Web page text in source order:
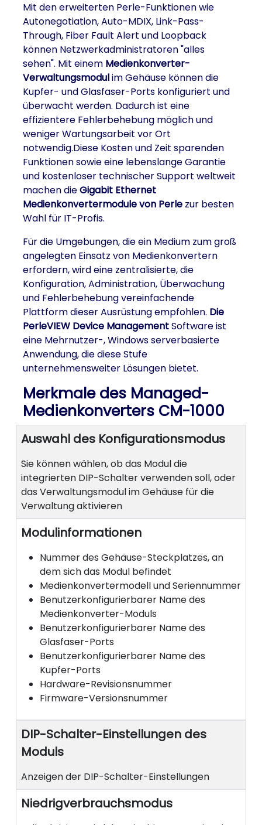
Mit den erweiterten Perle-Funktionen wie
Autonegotiation, Auto-MDIX, Link-Pass-
Through, Fiber Fault Alert und Loopback
können Netzwerkadministratoren "alles
sehen". Mit einem Medienkonverter-
Verwaltungsmodulim Gehäuse können die
Kupfer- und Glasfaser-Ports konfiguriert und
überwacht werden. Dadurch ist eine
effizientere Fehlerbehebung möglich und
weniger Wartungsarbeit vor Ort
notwendig.Diese Kosten und Zeit sparenden
Funktionen sowie eine lebenslange Garantie
und kostenloser technischer Support weltweit
machen dieGigabit Ethernet
Medienkonvertermodule von Perle zur besten
Wahl für IT-Profis.
Für die Umgebungen, die ein Medium zum groß
angelegten Einsatz von Medienkonvertern
erfordern, wird eine zentralisierte, die
Konfiguration, Administration, Überwachung
und Fehlerbehebung vereinfachende
Plattform dieser Ausrüstung empfohlen. Die
PerleVIEW Device ManagementSoftware ist
eine Mehrnutzer-, Windows serverbasierte
Anwendung, die diese Stufe
unternehmensweiter Lösungen bietet.
Merkmale des Managed-
Medienkonverters CM-1000
Auswahl des Konfigurationsmodus
Sie können wählen, ob das Modul die
integrierten DIP-Schalter verwenden soll, oder
das Verwaltungsmodul im Gehäuse für die
Verwaltung aktivieren
Modulinformationen
Nummer des Gehäuse-Steckplatzes, an
dem sich das Modul befindet
Medienkonvertermodell und Seriennummer
Benutzerkonfigurierbarer Name des
Medienkonverter-Moduls
Benutzerkonfigurierbarer Name des
Glasfaser-Ports
Benutzerkonfigurierbarer Name des
Kupfer-Ports
Hardware-Revisionsnummer
Firmware-Versionsnummer
DIP-Schalter-Einstellungen des
Moduls
Anzeigen der DIP-Schalter-Einstellungen
Niedrigverbrauchsmodus